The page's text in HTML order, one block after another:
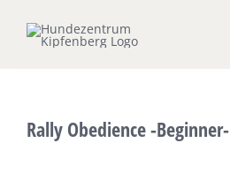
Inhalt
Rally Obedience -Beginner-